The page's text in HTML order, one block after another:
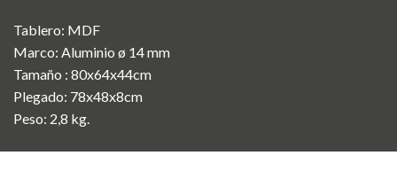
Tablero: MDF
Marco: Aluminio ø 14 mm
Tamaño : 80x64x44cm
Plegado: 78x48x8cm
Peso: 2,8 kg.